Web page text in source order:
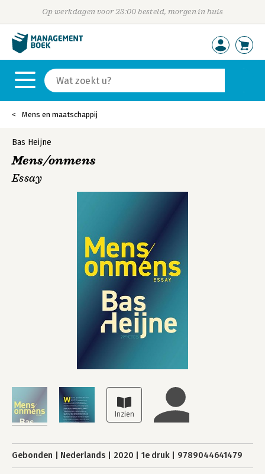
Op werkdagen voor 23:00 besteld, morgen in huis
Mens en maatschappij
Bas Heijne
Mens/onmens
Essay
Gebonden Nederlands 2020 1e druk 9789044641479